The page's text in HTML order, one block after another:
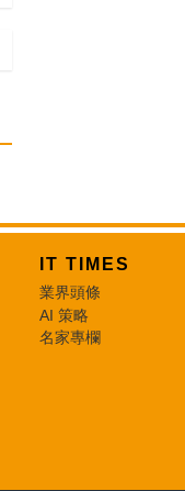
IT TIMES
業界頭條
AI 策略
名家專欄